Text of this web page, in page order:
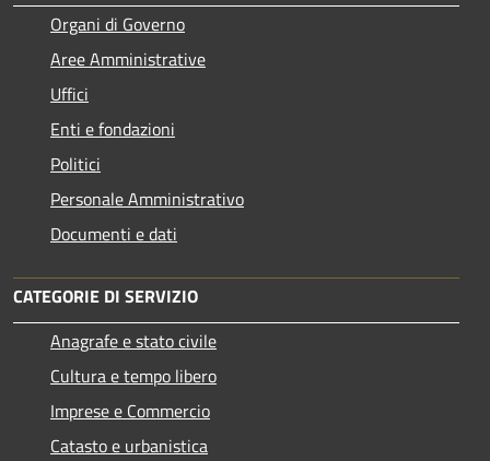
Organi di Governo
Aree Amministrative
Uffici
Enti e fondazioni
Politici
Personale Amministrativo
Documenti e dati
CATEGORIE DI SERVIZIO
Anagrafe e stato civile
Cultura e tempo libero
Imprese e Commercio
Catasto e urbanistica